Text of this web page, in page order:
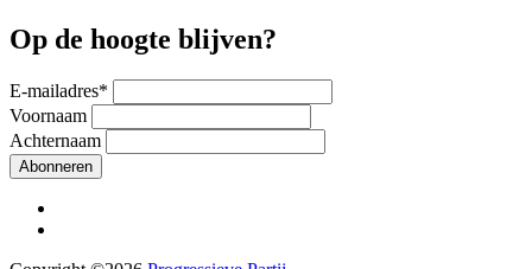
Op de hoogte blijven?
E-mailadres*
Voornaam
Achternaam
Abonneren